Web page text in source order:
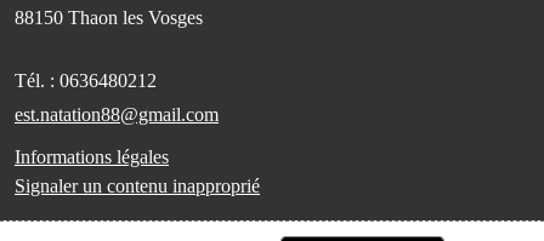
88150 Thaon les Vosges
Tél. : 0636480212
est.natation88@gmail.com
Informations légales
Signaler un contenu inapproprié